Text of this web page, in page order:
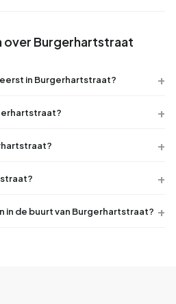
over Burgerhartstraat
in Burgerhartstraat?
in de buurt van Burgerhartstraat?